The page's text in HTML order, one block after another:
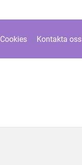
Cookies Kontakta oss